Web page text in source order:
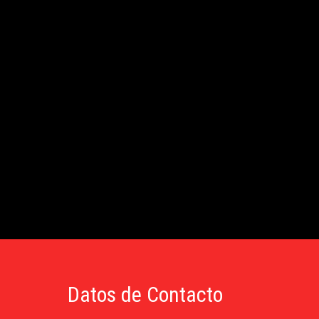
Datos de Contacto